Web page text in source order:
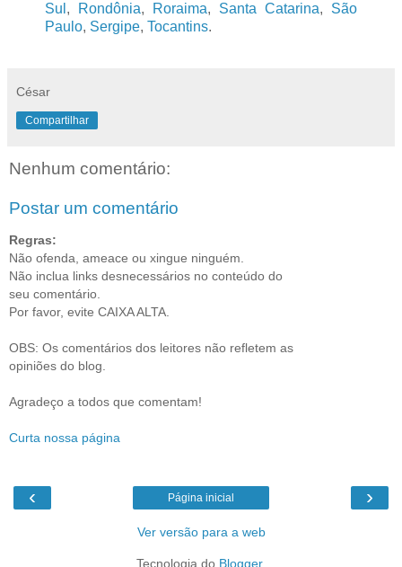
Sul , Rondônia, Roraima, Santa Catarina, São
Paulo, Sergipe, Tocantins.
César
Compartilhar
Nenhum comentário:
Postar um comentário
Regras:
Não ofenda, ameace ou xingue ninguém.
Não inclua links desnecessários no conteúdo do
seu comentário.
Por favor, evite CAIXA ALTA.
OBS: Os comentários dos leitores não refletem as
opiniões do blog.
Agradeço a todos que comentam!
Curta nossa página
‹ ›
Página inicial
Ver versão para a web
Tecnologia do Blogger.